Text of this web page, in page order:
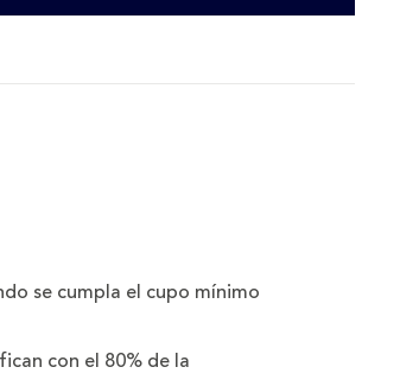
se cumpla el cupo mínimo
con el 80% de la